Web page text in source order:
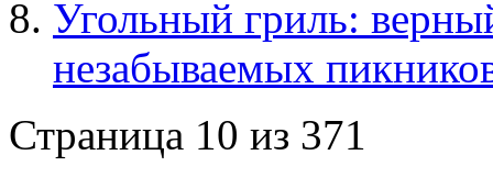
Угольный гриль:
незабываемых
Страница 10 из 371